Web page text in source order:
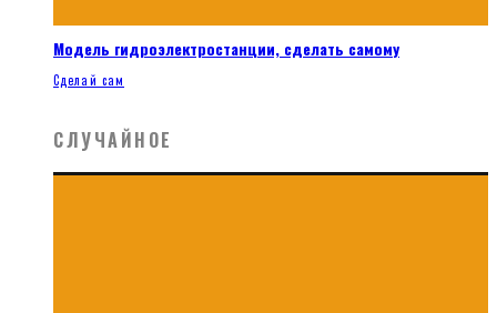
Модель гидроэлектростанции, сделать самому
Сделай сам
СЛУЧАЙНОЕ